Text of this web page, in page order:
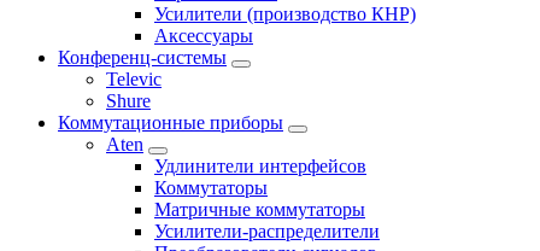
Усилители (производство КНР)
Аксессуары
Конференц-системы
Televic
Shure
Коммутационные приборы
Aten
Удлинители интерфейсов
Коммутаторы
Матричные коммутаторы
Усилители-распределители